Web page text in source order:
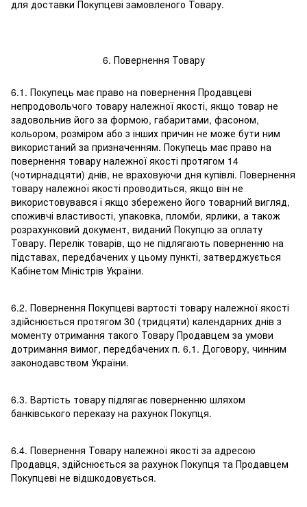
для доставки Покупцеві замовленого Товару.
6. Повернення Товару
6.1. Покупець має право на повернення Продавцеві
непродовольчого товару належної якості, якщо товар не
задовольнив його за формою, габаритами, фасоном,
кольором, розміром або з інших причин не може бути ним
використаний за призначенням. Покупець має право на
повернення товару належної якості протягом 14
(чотирнадцяти) днів, не враховуючи дня купівлі. Повернення
товару належної якості проводиться, якщо він не
використовувався і якщо збережено його товарний вигляд,
споживчі властивості, упаковка, пломби, ярлики, а також
розрахунковий документ, виданий Покупцю за оплату
Товару. Перелік товарів, що не підлягають поверненню на
підставах, передбачених у цьому пункті, затверджується
Кабінетом Міністрів України.
6.2. Повернення Покупцеві вартості товару належної якості
здійснюється протягом 30 (тридцяти) календарних днів з
моменту отримання такого Товару Продавцем за умови
дотримання вимог, передбачених п. 6.1. Договору, чинним
законодавством України.
6.3. Вартість товару підлягає поверненню шляхом
банківського переказу на рахунок Покупця.
6.4. Повернення Товару належної якості за адресою
Продавця, здійснюється за рахунок Покупця та Продавцем
Покупцеві не відшкодовується.